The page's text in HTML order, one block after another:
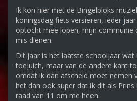
Ik kon hier met de Bingelbloks
koningsdag fiets versieren, ieder
optocht mee lopen, mijn communie
mis dienen.
Dit jaar is het laatste schooljaar wat
toejuich, maar van de andere kant
omdat ik dan afscheid moet nemen
het dan ook super dat ik dit als Prins
raad van 11 om me heen.